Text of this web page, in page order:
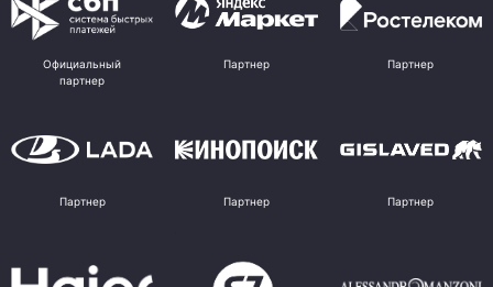
Официальный
партнер
Партнер Партнер
Партнер Партнер Партнер